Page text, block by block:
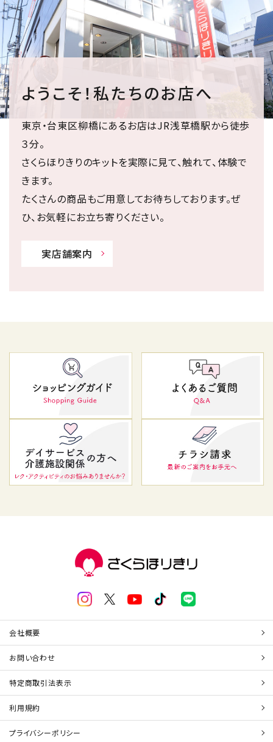
ようこそ！私たちのお店へ
東京・台東区柳橋にあるお店はJR浅草橋駅から徒歩
３分。
さくらほりきりのキットを実際に見て、触れて、体験で
きます。
たくさんの商品もご用意してお待ちしております。ぜ
ひ、お気軽にお立ち寄りください。
実店舗案内
会社概要
お問い合わせ
特定商取引法表示
利用規約
プライバシーポリシー